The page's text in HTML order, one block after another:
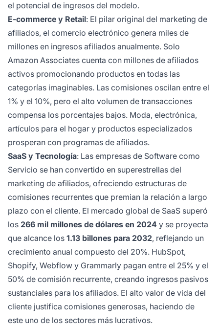
el potencial de ingresos del modelo.
E-commerce y Retail: El pilar original del marketing de
afiliados, el comercio electrónico genera miles de
millones en ingresos afiliados anualmente. Solo
Amazon Associates cuenta con millones de afiliados
activos promocionando productos en todas las
categorías imaginables. Las comisiones oscilan entre el
1% y el 10%, pero el alto volumen de transacciones
compensa los porcentajes bajos. Moda, electrónica,
artículos para el hogar y productos especializados
prosperan con programas de afiliados.
SaaS y Tecnología: Las empresas de Software como
Servicio se han convertido en superestrellas del
marketing de afiliados, ofreciendo estructuras de
comisiones recurrentes que premian la relación a largo
plazo con el cliente. El mercado global de SaaS superó
los 266 mil millones de dólares en 2024 y se proyecta
que alcance los 1.13 billones para 2032, reflejando un
crecimiento anual compuesto del 20%. HubSpot,
Shopify, Webflow y Grammarly pagan entre el 25% y el
50% de comisión recurrente, creando ingresos pasivos
sustanciales para los afiliados. El alto valor de vida del
cliente justifica comisiones generosas, haciendo de
este uno de los sectores más lucrativos.